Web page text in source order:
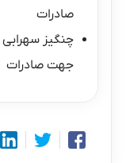
صادرات
چنگیز سهرابی
جهت صادرات